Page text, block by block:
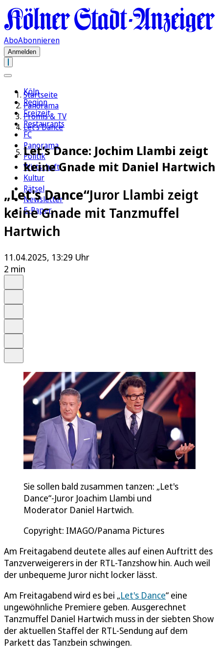
AboAbonnieren
Anmelden
Köln
Region
Freizeit
Restaurants
FC
Panorama
Politik
Wirtschaft
Kultur
Rätsel
Newsletter
E-Paper
Startseite
Panorama
Promis & TV
Let's Dance
Let's Dance: Jochim Llambi zeigt
keine Gnade mit Daniel Hartwich
„Let's Dance“Juror Llambi zeigt
keine Gnade mit Tanzmuffel
Hartwich
11.04.2025, 13:29 Uhr
2 min
Sie sollen bald zusammen tanzen: „Let's
Dance“-Juror Joachim Llambi und
Moderator Daniel Hartwich.
Copyright: IMAGO/Panama Pictures
Am Freitagabend deutete alles auf einen Auftritt des
Tanzverweigerers in der RTL-Tanzshow hin. Auch weil
der unbequeme Juror nicht locker lässt.
Am Freitagabend wird es bei „Let's Dance“ eine
ungewöhnliche Premiere geben. Ausgerechnet
Tanzmuffel Daniel Hartwich muss in der siebten Show
der aktuellen Staffel der RTL-Sendung auf dem
Parkett das Tanzbein schwingen.